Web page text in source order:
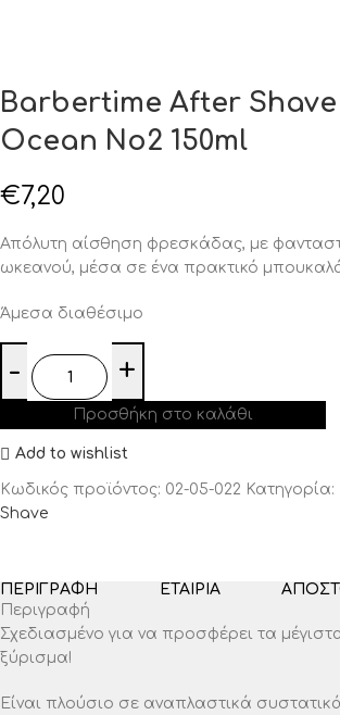
Barbertime After
Ocean No2 150ml
€7,20
Απόλυτη αίσθηση φρεσκάδας, με
ωκεανού, μέσα σε ένα πρακτικό
Άμεσα διαθέσιμο
Προσθήκη στο καλάθι
Add to wishlist
Κωδικός προϊόντος: 02-05-022 Κατηγορία:
Shave
ΠΕΡΙΓΡΑΦΉ ΕΤΑΙΡΊΑ
Περιγραφή
Σχεδιασμένο για να προσφέρει τα
ξύρισμα!
Είναι πλούσιο σε αναπλαστικά